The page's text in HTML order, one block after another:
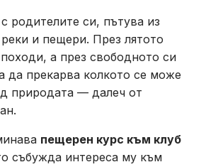
родителите си, пътува из
и пещери. През лятото
а през свободното си
да прекарва колкото се може
природата — далеч от
пещерен курс към клуб
събужда интереса му към